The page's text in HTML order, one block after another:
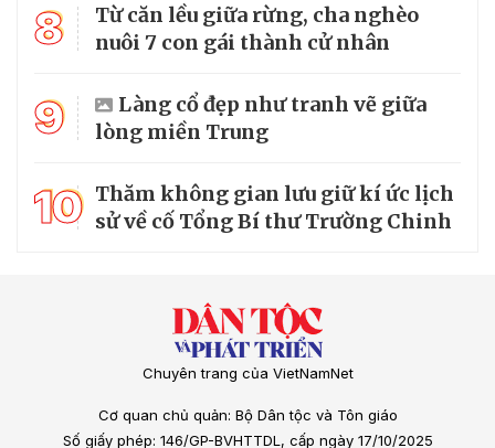
8
Từ căn lều giữa rừng, cha nghèo
nuôi 7 con gái thành cử nhân
9
Làng cổ đẹp như tranh vẽ giữa
lòng miền Trung
10 Thăm không gian lưu giữ kí ức lịch
sử về cố Tổng Bí thư Trường Chinh
Chuyên trang của VietNamNet
Cơ quan chủ quản: Bộ Dân tộc và Tôn giáo
Số giấy phép: 146/GP-BVHTTDL, cấp ngày 17/10/2025